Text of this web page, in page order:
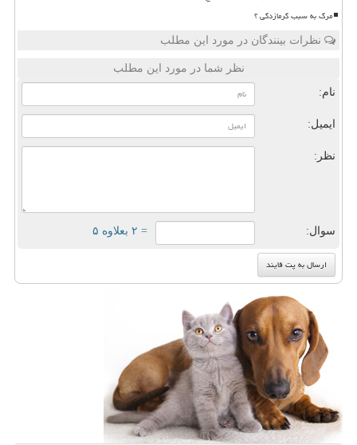
مرگ به سبب گرمازدگی ؟
نظرات بینندگان در مورد این مطلب
نظر شما در مورد این مطلب
نام:
ایمیل:
نظر:
سوال: = ۲ بعلاوه ۵